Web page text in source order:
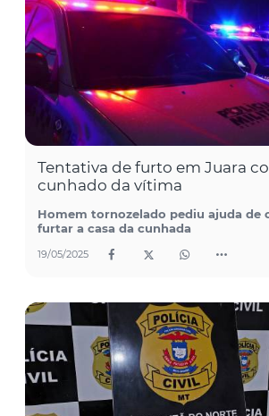
Tentativa de furto em Juara
cunhado da vítima
Homem tornozelado pediu ajuda de
furtar a casa da cunhada
19/05/2025